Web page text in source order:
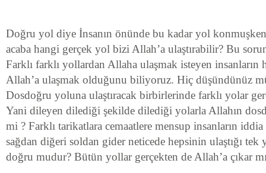
Doğru yol diye İnsanın önünde bu kadar yol
acaba hangi gerçek yol bizi Allah’a ulaştırabilir? Bu
Farklı farklı yollardan Allaha ulaşmak isteyen insanların
Allah’a ulaşmak olduğunu biliyoruz. Hiç düşündünüz
Dosdoğru yoluna ulaştıracak birbirlerinde farklı yolar
Yani dileyen dilediği şekilde dilediği yolarla Allahın
mi ? Farklı tarikatlara cemaatlere mensup insanların
sağdan diğeri soldan gider neticede hepsinin ulaştığı tek
doğru mudur? Bütün yollar gerçekten de Allah’a çıkar